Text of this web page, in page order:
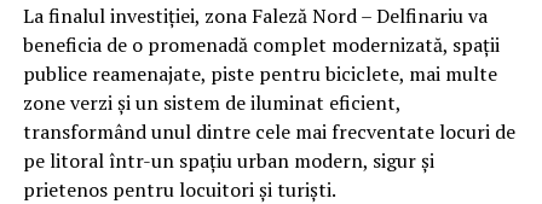
La finalul investiției, zona Faleză Nord – Delfinariu va
beneficia de o promenadă complet modernizată, spații
publice reamenajate, piste pentru biciclete, mai multe
zone verzi și un sistem de iluminat eficient,
transformând unul dintre cele mai frecventate locuri de
pe litoral într-un spațiu urban modern, sigur și
prietenos pentru locuitori și turiști.